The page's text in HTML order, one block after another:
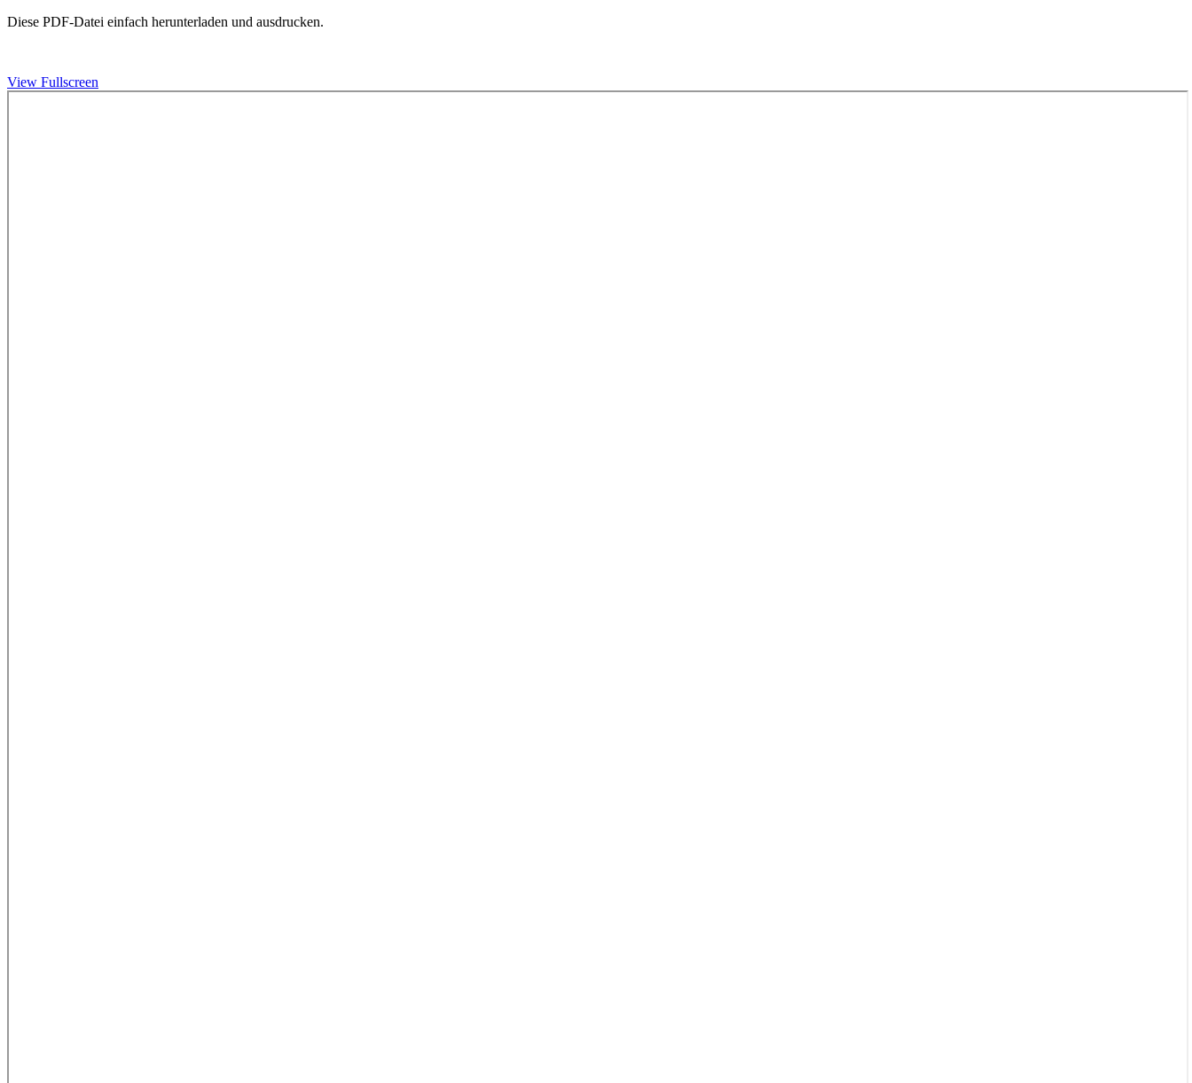
Diese PDF-Datei einfach herunterladen und ausdrucken.
View Fullscreen